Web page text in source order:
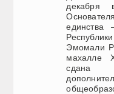
декабря
единства
Эмомали
махалле
сдана